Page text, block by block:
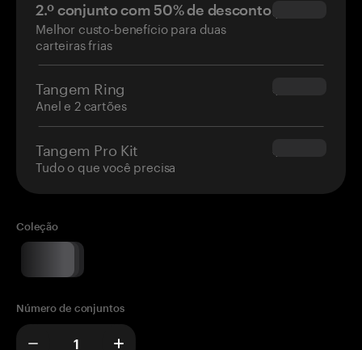
2.º conjunto com 50% de desconto
Melhor custo-benefício para duas
carteiras frias
$34.95
Tangem Ring
Anel e 2 cartões
$160.00
Tangem Pro Kit
Tudo o que você precisa
$180.00
Coleção
Número de conjuntos